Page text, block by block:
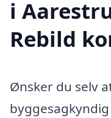
i
Rebild
Ønsker du selv